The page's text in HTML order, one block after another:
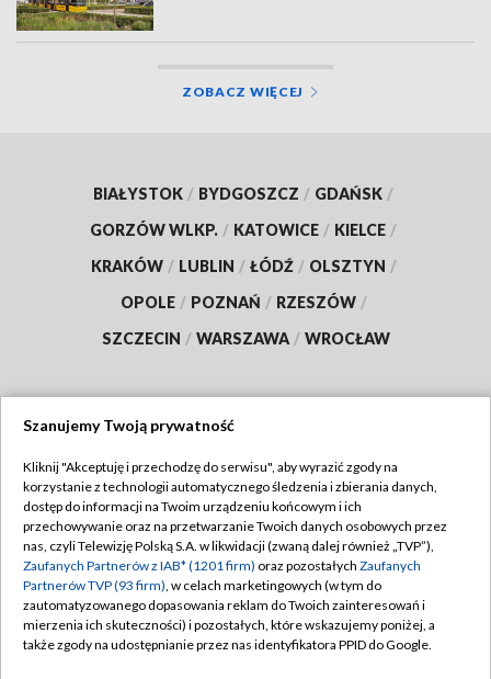
ZOBACZ WIĘCEJ
BIAŁYSTOK / BYDGOSZCZ / GDAŃSK /
GORZÓW WLKP. / KATOWICE / KIELCE /
KRAKÓW / LUBLIN / ŁÓDŹ / OLSZTYN /
OPOLE / POZNAŃ / RZESZÓW /
SZCZECIN / WARSZAWA / WROCŁAW
TVP
Abonament TVP
Emisja w TVP
Centrum informacji TVP
Naziemna Telewizja Cyfrowa
Regulamin TVP
Polityka prywatności
Moje zgody
Pomoc
Szanujemy Twoją prywatność
Kliknij "Akceptuję i przechodzę do serwisu", aby wyrazić zgody na
korzystanie z technologii automatycznego śledzenia i zbierania danych,
dostęp do informacji na Twoim urządzeniu końcowym i ich
przechowywanie oraz na przetwarzanie Twoich danych osobowych przez
nas, czyli Telewizję Polską S.A. w likwidacji (zwaną dalej również „TVP”),
Zaufanych Partnerów z IAB* (1201 firm) oraz pozostałych Zaufanych
Partnerów TVP (93 firm), w celach marketingowych (w tym do
zautomatyzowanego dopasowania reklam do Twoich zainteresowań i
mierzenia ich skuteczności) i pozostałych, które wskazujemy poniżej, a
także zgody na udostępnianie przez nas identyfikatora PPID do Google.